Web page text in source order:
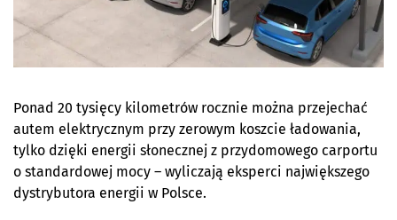
Ponad 20 tysięcy kilometrów rocznie można przejechać
autem elektrycznym przy zerowym koszcie ładowania,
tylko dzięki energii słonecznej z przydomowego carportu
o standardowej mocy – wyliczają eksperci największego
dystrybutora energii w Polsce.